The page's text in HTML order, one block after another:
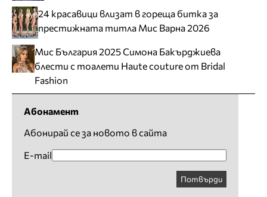
24 красавици влизат в гореща битка за
престижната титла Мис Варна 2026
Мис България 2025 Симона Бакърджиева
блести с тоалети Haute couture от Bridal
Fashion
Абонамент
Абонирай се за новото в сайта
E-mail
Потвърди